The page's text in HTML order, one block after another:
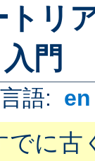
リ
門
語:
でに古